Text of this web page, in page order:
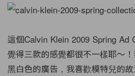
這個Calvin Klein 2009 Spring Ad
覺得三款的感覺都很不一樣耶～
黑白色的廣告，我喜歡模特兒的